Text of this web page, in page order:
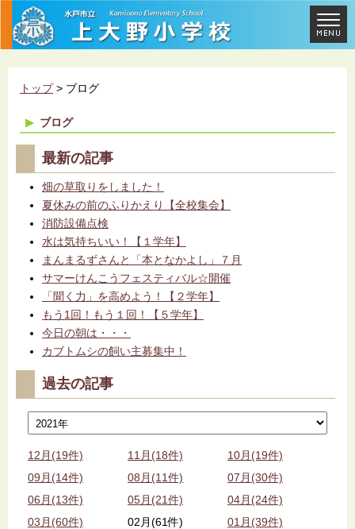
トップ> ブログ
ブログ
最新の記事
畑の草取りをしました！
夏休みの前のふりかえり【全校集会】
消防設備点検
水は気持ちいい！【１学年】
まんまるずさんと「本となかよし」７月
サマーけんこうフェスティバル☆開催
「聞く力」を高めよう！【２学年】
もう1回！もう１回！【５学年】
今日の朝は・・・
カブトムシの飼い主募集中！
過去の記事
12月(19件) 11月(18件)
10月(19件)
09月(14件)
08月(11件)
07月(30件)
06月(13件)
05月(21件)
04月(24件)
03月(60件)
02月(61件) 01月(39件)